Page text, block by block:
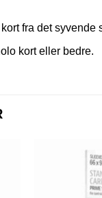
fra det
kort eller bedre.